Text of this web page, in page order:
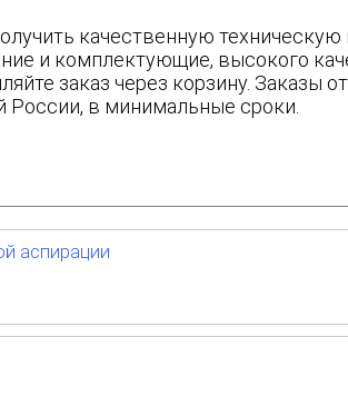
качественную техническую
и комплектующие, высокого
заказ через корзину. Заказы
России, в минимальные сроки.
аспирации